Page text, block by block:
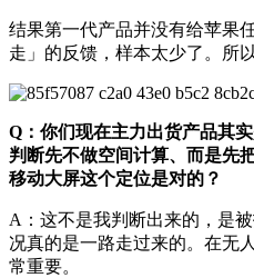
结果第一代产品并没有给苹果
走」的反馈，样本太少了。所
Q：你们现在主力出货产品其
判断先不做空间计算、而是先
移动大屏这个定位是对的？
A：这不是我判断出来的，是
况真的是一路走过来的。在无
常重要。